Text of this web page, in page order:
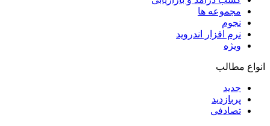
مجموعه ها
نجوم
نرم افزار اندروید
ویژه
انواع مطالب
جدید
پربازدید
تصادفی